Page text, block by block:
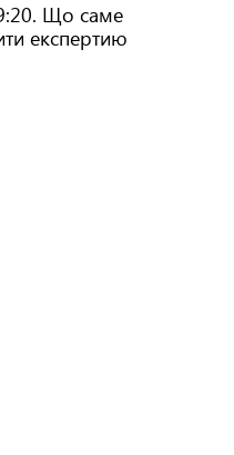
Що саме
експертию